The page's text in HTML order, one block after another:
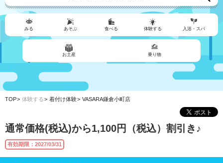
みる あそぶ 食べる 体験する 入浴・スパ
お土産 乗り物
TOP 体験する 着付け体験 VASARA鎌倉小町店
通常価格(税込)から1,100円（税込）割引き♪
有効期限：2027/03/31